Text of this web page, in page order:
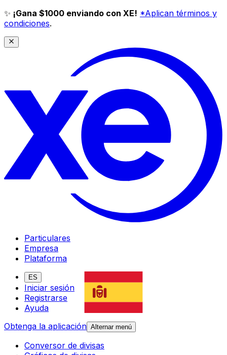
✨ ¡Gana $1000 enviando con XE! *Aplican términos y
condiciones.
Particulares
Empresa
Plataforma
ES
Iniciar sesión
Registrarse
Ayuda
Obtenga la aplicación Alternar menú
Conversor de divisas